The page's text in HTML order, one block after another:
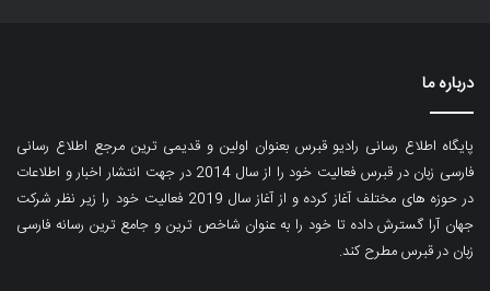
درباره ما
پایگاه اطلاع رسانی رادیو قبرس بعنوان اولین و قدیمی ترین مرجع اطلاع رسانی
فارسی زبان در قبرس فعالیت خود را از سال 2014 در جهت انتشار اخبار و اطلاعات
در حوزه های مختلف آغاز کرده و از آغاز سال 2019 فعالیت خود را زیر نظر شرکت
جهان آرا گسترش داده تا خود را به عنوان شاخص ترین و جامع ترین رسانه فارسی
زبان در قبرس مطرح کند.